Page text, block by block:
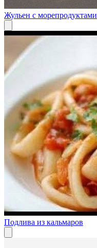
Жульен с морепродуктами
Подлива из кальмаров